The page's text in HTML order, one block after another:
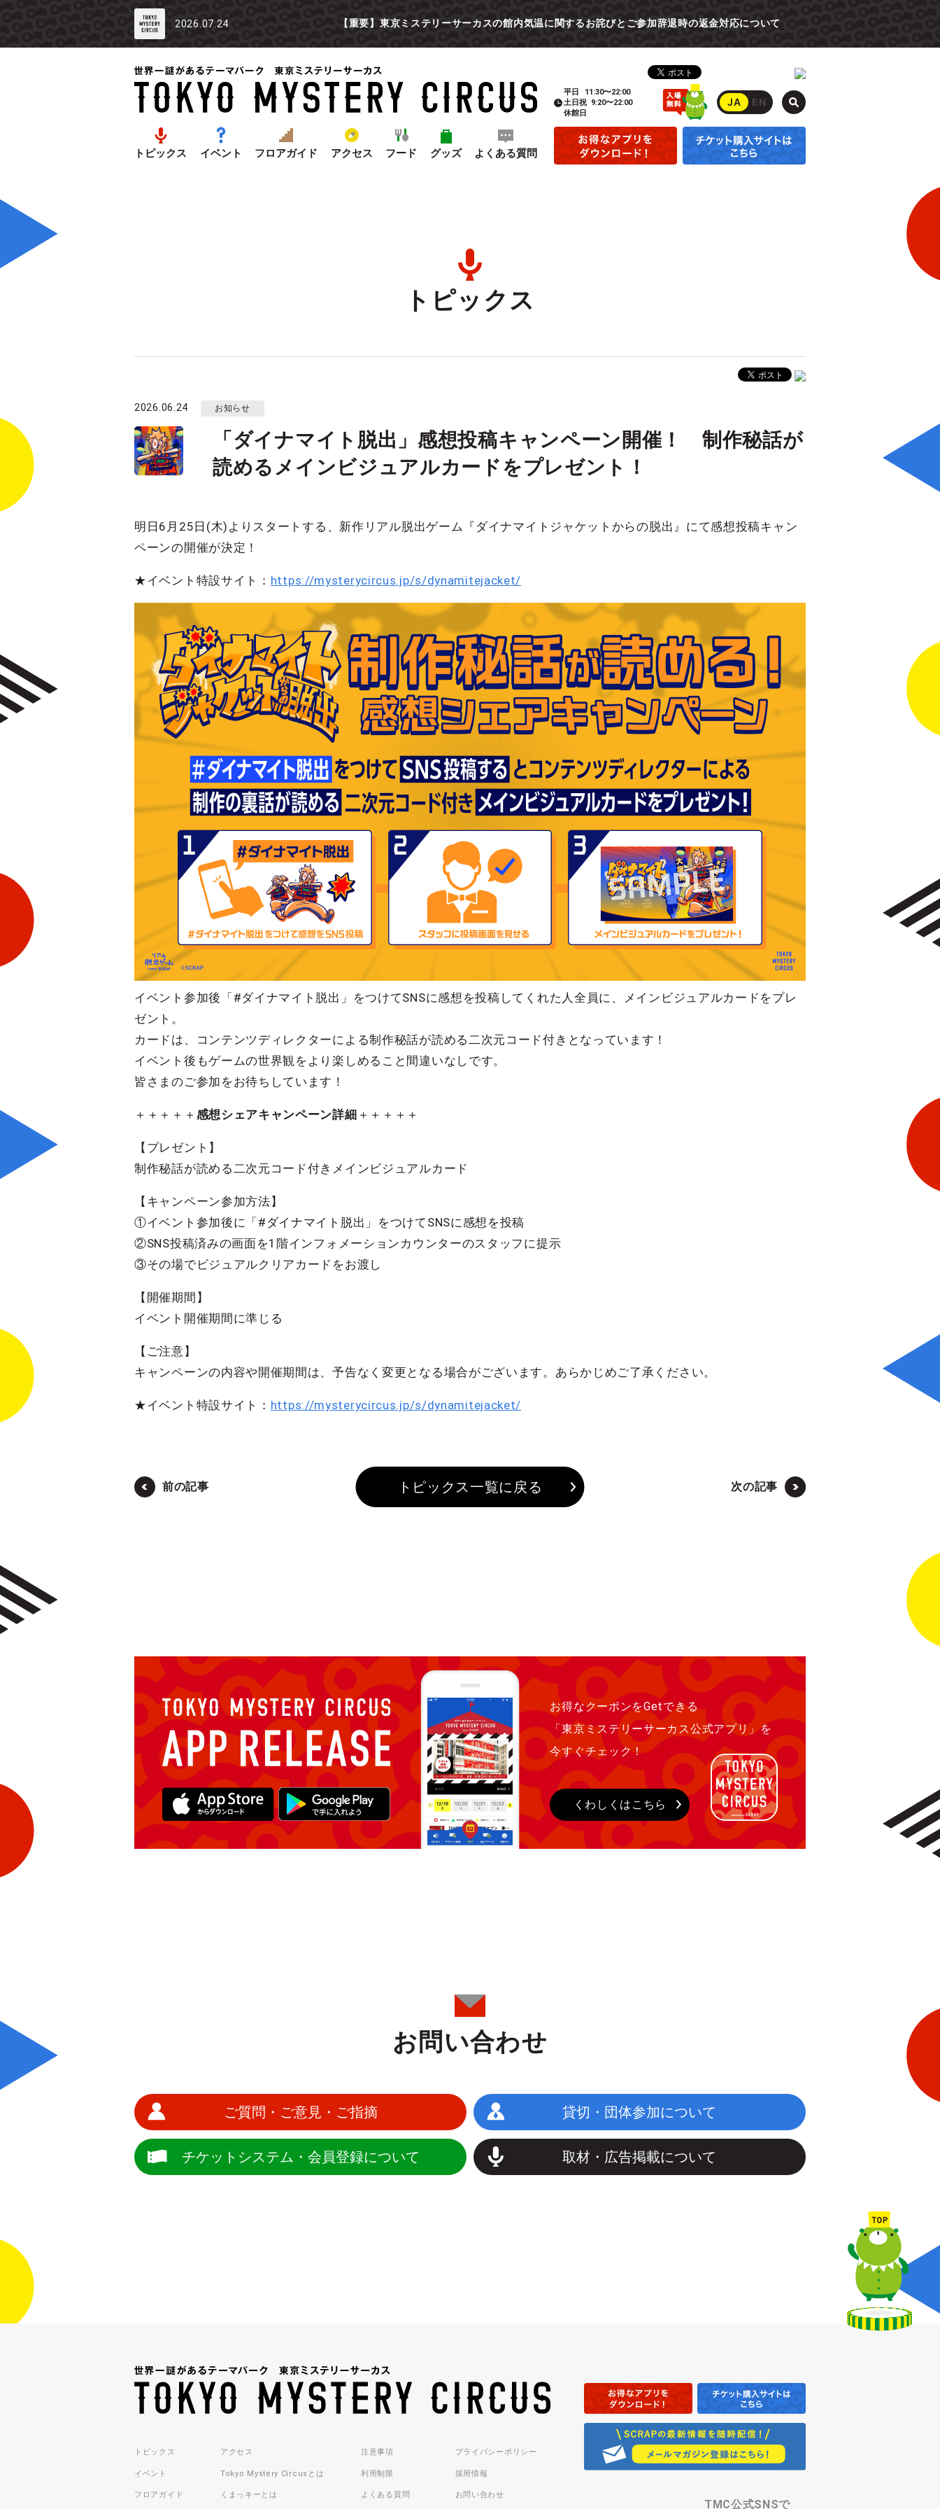
2026.07.24 【重要】東京ミステリーサーカスの館内気温に関するお詫びとご参加辞退時の返金対応について
トピックス イベント フロアガイド アクセス フード グッズ よくある質問
平日
11:30〜22:00
土日祝 9:20〜22:00
休館日
JA EN
トピックス
2026.06.24 お知らせ
「ダイナマイト脱出」感想投稿キャンペーン開催！ 制作秘話が
読めるメインビジュアルカードをプレゼント！
明日6月25日(木)よりスタートする、新作リアル脱出ゲーム『ダイナマイトジャケットからの脱出』にて感想投稿キャン
ペーンの開催が決定！
★イベント特設サイト： https://mysterycircus.jp/s/dynamitejacket/
イベント参加後「#ダイナマイト脱出」をつけてSNSに感想を投稿してくれた人全員に、メインビジュアルカードをプレ
ゼント。
カードは、コンテンツディレクターによる制作秘話が読める二次元コード付きとなっています！
イベント後もゲームの世界観をより楽しめること間違いなしです。
皆さまのご参加をお待ちしています！
＋＋＋＋＋ 感想シェアキャンペーン詳細 ＋＋＋＋＋
【プレゼント】
制作秘話が読める二次元コード付きメインビジュアルカード
【キャンペーン参加方法】
①イベント参加後に「#ダイナマイト脱出」をつけてSNSに感想を投稿
②SNS投稿済みの画面を1階インフォメーションカウンターのスタッフに提示
③その場でビジュアルクリアカードをお渡し
【開催期間】
イベント開催期間に準じる
【ご注意】
キャンペーンの内容や開催期間は、予告なく変更となる場合がございます。あらかじめご了承ください。
★イベント特設サイト： https://mysterycircus.jp/s/dynamitejacket/
前の記事 次の記事
トピックス一覧に戻る
お得なクーポンをGetできる
「東京ミステリーサーカス公式アプリ」を
今すぐチェック！
くわしくはこちら
お問い合わせ
ご質問・ご意見・ご指摘 貸切・団体参加について
チケットシステム・会員登録について 取材・広告掲載について
トピックス
イベント
フロアガイド
アクセス
Tokyo Mystery Circusとは
くまっキーとは
注意事項
利用制限
よくある質問
プライバシーポリシー
採用情報
お問い合わせ
TMC公式SNSで